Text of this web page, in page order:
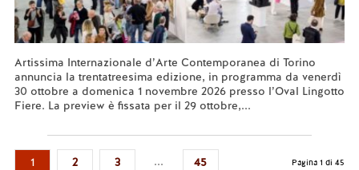
Artissima Internazionale d’Arte Contemporanea di Torino
annuncia la trentatreesima edizione, in programma da venerdì
30 ottobre a domenica 1 novembre 2026 presso l’Oval Lingotto
Fiere. La preview è fissata per il 29 ottobre,...
1 2 3 ... 45 Pagina 1 di 45